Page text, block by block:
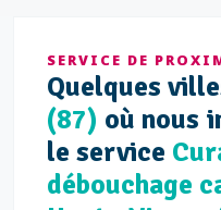
SERVICE DE
Quelques
(87) où nous
le service
débouchage